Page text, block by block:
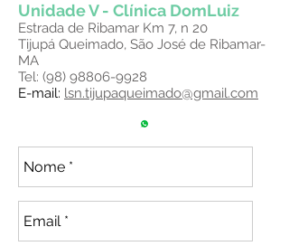
Unidade V - Clínica DomLuiz
Estrada de Ribamar Km 7, n 20
Tijupá Queimado, São José de Ribamar-
MA
Tel: (98) 98806-9928
​E-mail: lsn.tijupaqueimado@gmail.com